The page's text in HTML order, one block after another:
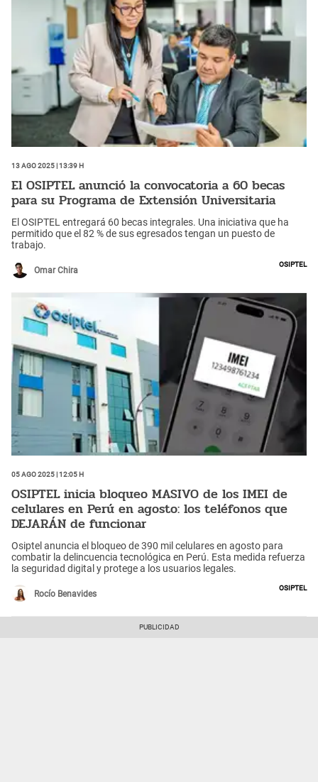
13 Ago 2025 | 13:39 h
El OSIPTEL anunció la convocatoria a 60 becas
para su Programa de Extensión Universitaria
El OSIPTEL entregará 60 becas integrales. Una iniciativa que ha
permitido que el 82 % de sus egresados tengan un puesto de
trabajo.
Omar Chira
Osiptel
05 Ago 2025 | 12:05 h
OSIPTEL inicia bloqueo MASIVO de los IMEI de
celulares en Perú en agosto: los teléfonos que
DEJARÁN de funcionar
Osiptel anuncia el bloqueo de 390 mil celulares en agosto para
combatir la delincuencia tecnológica en Perú. Esta medida refuerza
la seguridad digital y protege a los usuarios legales.
Rocío Benavides
Osiptel